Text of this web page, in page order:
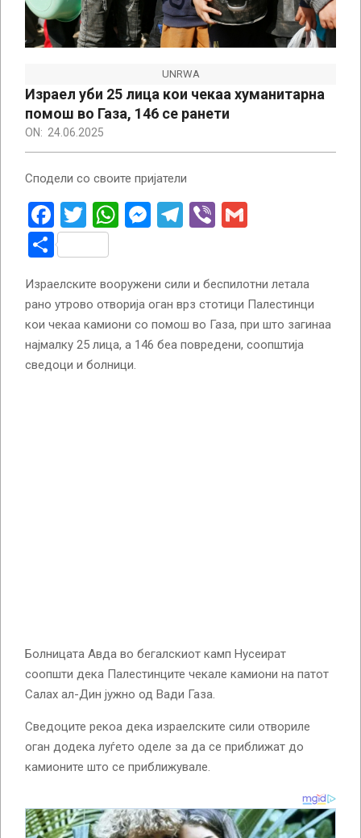
UNRWA
Израел уби 25 лица кои чекаа хуманитарна
помош во Газа, 146 се ранети
ON: 24.06.2025
Сподели со своите пријатели
Facebook
Twitter
WhatsApp
Messenger
Telegram
Viber
Share
Израелските вооружени сили и беспилотни летала
рано утрово отворија оган врз стотици Палестинци
кои чекаа камиони со помош во Газа, при што загинаа
најмалку 25 лица, а 146 беа повредени, соопштија
сведоци и болници.
Болницата Авда во бегалскиот камп Нусеират
соопшти дека Палестинците чекале камиони на патот
Салах ал-Дин јужно од Вади Газа.
Сведоците рекоа дека израелските сили отвориле
оган додека луѓето оделе за да се приближат до
камионите што се приближувале.